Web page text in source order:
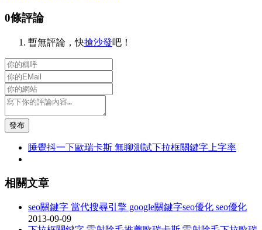
0條評論
暫無評論，快搶沙發吧！
發布
睡覺抖一下歐瑞卡斯 無聊測試下拉框關鍵字上字率
相關文章
seo關鍵字 當代搜尋引擎 google關鍵字seo優化 seo優化
2013-09-09